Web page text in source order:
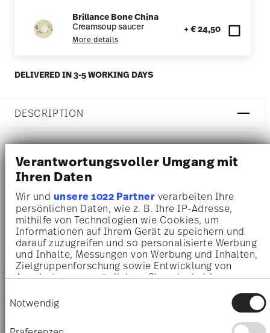
Verantwortungsvoller Umgang mit
Ihren Daten
Wir und unsere 1022 Partnerverarbeiten Ihre
persönlichen Daten, wie z. B. Ihre IP-Adresse,
mithilfe von Technologien wie Cookies, um
Informationen auf Ihrem Gerät zu speichern und
darauf zuzugreifen und so personalisierte Werbung
und Inhalte, Messungen von Werbung und Inhalten,
Zielgruppenforschung sowie Entwicklung von
Angeboten zu ermöglichen. Sie entscheiden
Sie können Ihre Einwilligung jederzeit über die
Cookie-Erklärung oder durch Klicken auf das
Privacy Trigger Symbol ändern oder widerrufen
Notwendig
Brillance Bone China
Creamsoup saucer
More details
+ € 24,50
DELIVERED IN 3-5 WORKING DAYS
DESCRIPTION
Rosenthal Brillance Grand Air Soup cup - Round - Ø 10,7
cm - h 6,0 cm - 0,370 l, Bone China Multicolor
DETAILS
Rosenthal
Brillance Bone China
Grand Air
Grand Air
DIMENSIONS
10,70 cm
11,20 cm